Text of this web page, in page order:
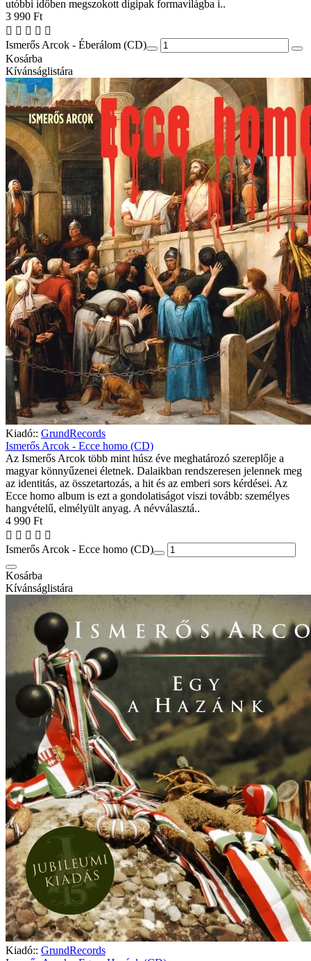
utóbbi időben megszokott digipak formavilágba i..
3 990 Ft
Ismerős Arcok - Éberálom (CD)
Kosárba
Kívánságlistára
Kiadó:: GrundRecords
Ismerős Arcok - Ecce homo (CD)
Az Ismerős Arcok több mint húsz éve meghatározó szereplője a
magyar könnyűzenei életnek. Dalaikban rendszeresen jelennek meg
az identitás, az összetartozás, a hit és az emberi sors kérdései. Az
Ecce homo album is ezt a gondolatiságot viszi tovább: személyes
hangvételű, elmélyült anyag. A névválasztá..
4 990 Ft
Ismerős Arcok - Ecce homo (CD)
Kosárba
Kívánságlistára
Kiadó:: GrundRecords